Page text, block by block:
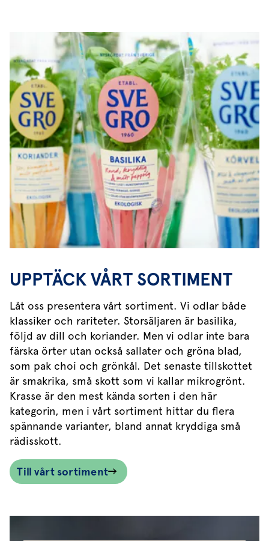
UPPTÄCK VÅRT SORTIMENT
Låt oss presentera vårt sortiment. Vi odlar både
klassiker och rariteter. Storsäljaren är basilika,
följd av dill och koriander. Men vi odlar inte bara
färska örter utan också sallater och gröna blad,
som pak choi och grönkål. Det senaste tillskottet
är smakrika, små skott som vi kallar mikrogrönt.
Krasse är den mest kända sorten i den här
kategorin, men i vårt sortiment hittar du flera
spännande varianter, bland annat kryddiga små
rädisskott.
Till vårt sortiment